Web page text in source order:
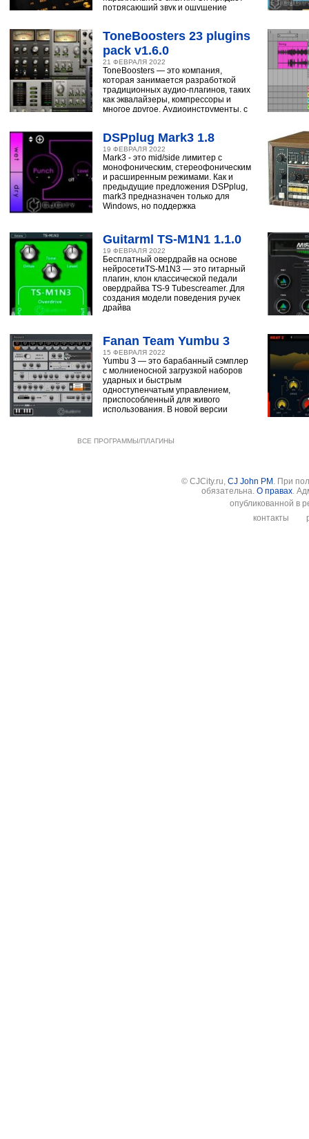
потрясающий звук и ощущение
ToneBoosters 23 plugins
pack v1.6.0
21 ФЕВРАЛЯ 2022
ToneBoosters — это компания,
которая занимается разработкой
традиционных аудио-плагинов, таких
как эквалайзеры, компрессоры и
многое другое. Аудиоинструменты, с
DSPplug Mark3 1.8
19 ФЕВРАЛЯ 2022
Mark3 - это mid/side лимитер с
монофоническим, стереофоническим
и расширенным режимами. Как и
предыдущие предложения DSPplug,
mark3 предназначен только для
Windows, но поддержка
Guitarml TS-M1N1 1.1.0
19 ФЕВРАЛЯ 2022
Бесплатный овердрайв на основе
нейросетиTS-M1N3 — это гитарный
плагин, клон классической педали
овердрайва TS-9 Tubescreamer. Для
создания модели поведения ручек
драйва
Fanan Team Yumbu 3
15 ФЕВРАЛЯ 2022
Yumbu 3 — это барабанный сэмплер
с молниеносной загрузкой наборов
ударных и быстрым
одноступенчатым управлением,
приспособленный для живого
использования. В новой версии
ВСЕ ПРОГРАММЫ/ПЛАГИНЫ
© CJCity.ru, CJ John PM . При
обязательна. О правах.
опубликованной в
контакты